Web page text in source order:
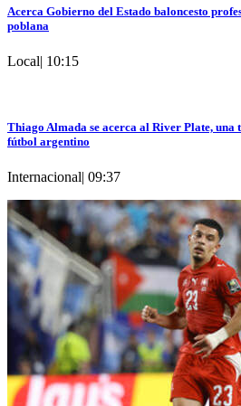
Acerca Gobierno del Estado baloncesto
poblana
Local| 10:15
Thiago Almada se acerca al River Plate, una
fútbol argentino
Internacional| 09:37